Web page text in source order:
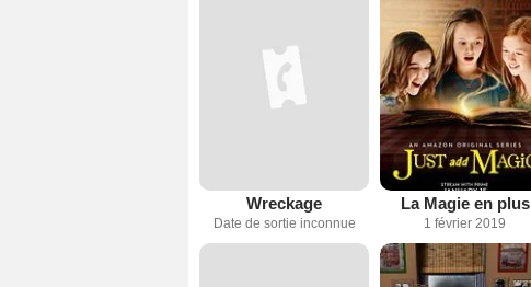
Wreckage
Date de sortie inconnue
La Magie en plus
1 février 2019